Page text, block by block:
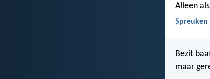
Alleen
Spreuken
Bezit
maar